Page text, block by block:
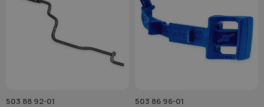
503 88 92-01 503 86 96-01